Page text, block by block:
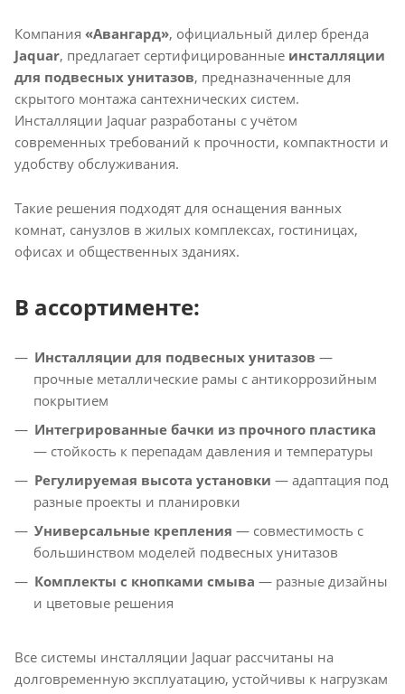
Компания «Авангард», официальный дилер бренда
Jaquar, предлагает сертифицированные инсталляции
для подвесных унитазов, предназначенные для
скрытого монтажа сантехнических систем.
Инсталляции Jaquar разработаны с учётом
современных требований к прочности, компактности и
удобству обслуживания.
Такие решения подходят для оснащения ванных
комнат, санузлов в жилых комплексах, гостиницах,
офисах и общественных зданиях.
В ассортименте:
Инсталляции для подвесных унитазов —
прочные металлические рамы с антикоррозийным
покрытием
Интегрированные бачки из прочного пластика
— стойкость к перепадам давления и температуры
Регулируемая высота установки — адаптация под
разные проекты и планировки
Универсальные крепления — совместимость с
большинством моделей подвесных унитазов
Комплекты с кнопками смыва — разные дизайны
и цветовые решения
Все системы инсталляции Jaquar рассчитаны на
долговременную эксплуатацию, устойчивы к нагрузкам